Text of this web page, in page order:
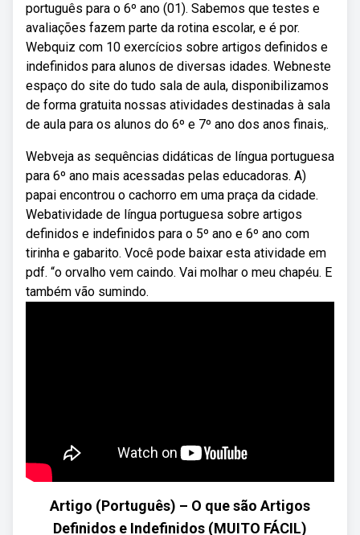
português para o 6º ano (01). Sabemos que testes e
avaliações fazem parte da rotina escolar, e é por.
Webquiz com 10 exercícios sobre artigos definidos e
indefinidos para alunos de diversas idades. Webneste
espaço do site do tudo sala de aula, disponibilizamos
de forma gratuita nossas atividades destinadas à sala
de aula para os alunos do 6º e 7º ano dos anos finais,.
Webveja as sequências didáticas de língua portuguesa
para 6º ano mais acessadas pelas educadoras. A)
papai encontrou o cachorro em uma praça da cidade.
Webatividade de língua portuguesa sobre artigos
definidos e indefinidos para o 5º ano e 6º ano com
tirinha e gabarito. Você pode baixar esta atividade em
pdf. “o orvalho vem caindo. Vai molhar o meu chapéu. E
também vão sumindo.
Artigo (Português) – O que são Artigos
Definidos e Indefinidos (MUITO FÁCIL)